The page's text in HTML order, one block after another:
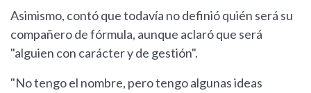
Asimismo, contó que todavía no definió quién será su
compañero de fórmula, aunque aclaró que será
"alguien con carácter y de gestión".
"No tengo el nombre, pero tengo algunas ideas